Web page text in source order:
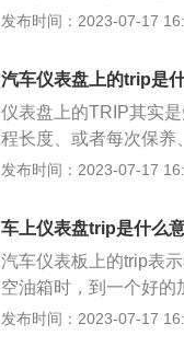
方向盘trip清零。里程
程显示的功能是分段记
关介绍：1、汽车里程
本次里程和总里程。
里程则有六位数，不能
器内，在无电状态下数
器某一个齿轮上，齿轮
旋转，罩圈与指针联接
力线大小的变化，平衡
发布时间：2023-07-17
汽车仪表盘上的trip是
仪表盘上的TRIP其实
程长度、或者每次保养
来说就是一种自定义里
公里数除以加的油量即
同，有部分车型当
需要手动进行清零。
样的，汽车从TRIP转
到总里程和TRIP的切
发布时间：2023-07-17
车上仪表盘trip是什么
汽车仪表板上的trip表
空油箱时，到一个好的
定公里数后，到原加油
发布时间：2023-07-17